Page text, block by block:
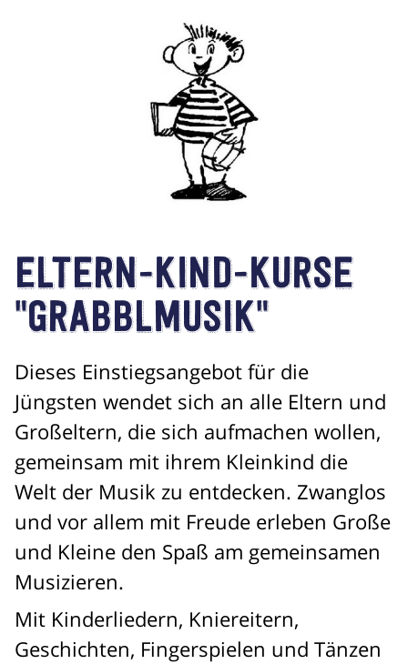
ELTERN-KIND-KURSE
"GRABBLMUSIK"
Dieses Einstiegsangebot für die
Jüngsten wendet sich an alle Eltern und
Großeltern, die sich aufmachen wollen,
gemeinsam mit ihrem Kleinkind die
Welt der Musik zu entdecken. Zwanglos
und vor allem mit Freude erleben Große
und Kleine den Spaß am gemeinsamen
Musizieren.
Mit Kinderliedern, Kniereitern,
Geschichten, Fingerspielen und Tänzen